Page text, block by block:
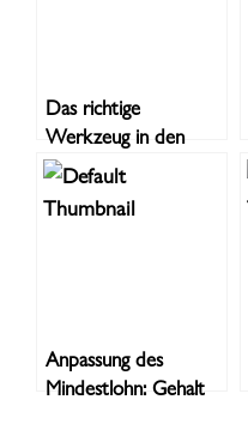
Das richtige
Werkzeug in den
richtigen Händen
Anpassung des
Mindestlohn: Gehalt